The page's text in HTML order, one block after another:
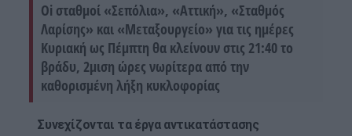
Oi σταθμοί «Σεπόλια», «Αττική», «Σταθμός
Λαρίσης» και «Μεταξουργείο» για τις ημέρες
Κυριακή ως Πέμπτη θα κλείνουν στις 21:40 το
βράδυ, 2μιση ώρες νωρίτερα από την
καθορισμένη λήξη κυκλοφορίας
Συνεχίζονται τα έργα αντικατάστασης